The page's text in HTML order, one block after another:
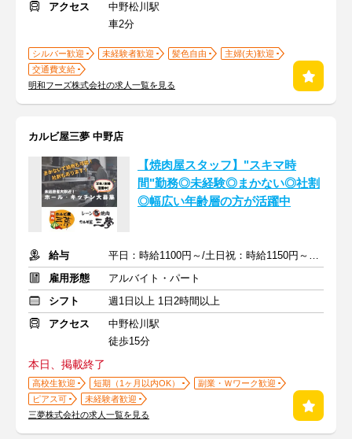
アクセス
中野松川駅
車2分
シルバー歓迎 未経験者歓迎 髪色自由
主婦(夫)歓迎
交通費支給
明和フーズ株式会社の求人一覧を見る
カルビ屋三夢 中野店
【焼肉屋スタッフ】"スキマ時
間"勤務◎未経験◎まかない◎社割
◎幅広い年齢層の方が活躍中
給与
平日：時給1100円～/土日祝：時給1150円～※22時以降は時給25%UP
雇用形態
アルバイト・パート
シフト
週1日以上 1日2時間以上
アクセス
中野松川駅
徒歩15分
本日、掲載終了
高校生歓迎 短期（1ヶ月以内OK）
副業・Ｗワーク歓迎
ピアス可
未経験者歓迎
三夢株式会社の求人一覧を見る